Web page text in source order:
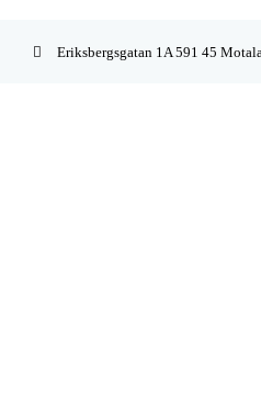
Eriksbergsgatan 1A 591 45 Motala